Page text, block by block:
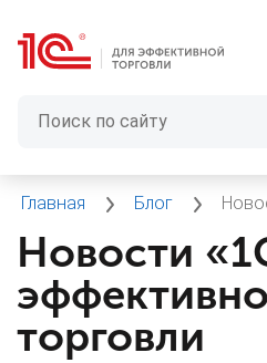
Главная Блог
Новости
торговли